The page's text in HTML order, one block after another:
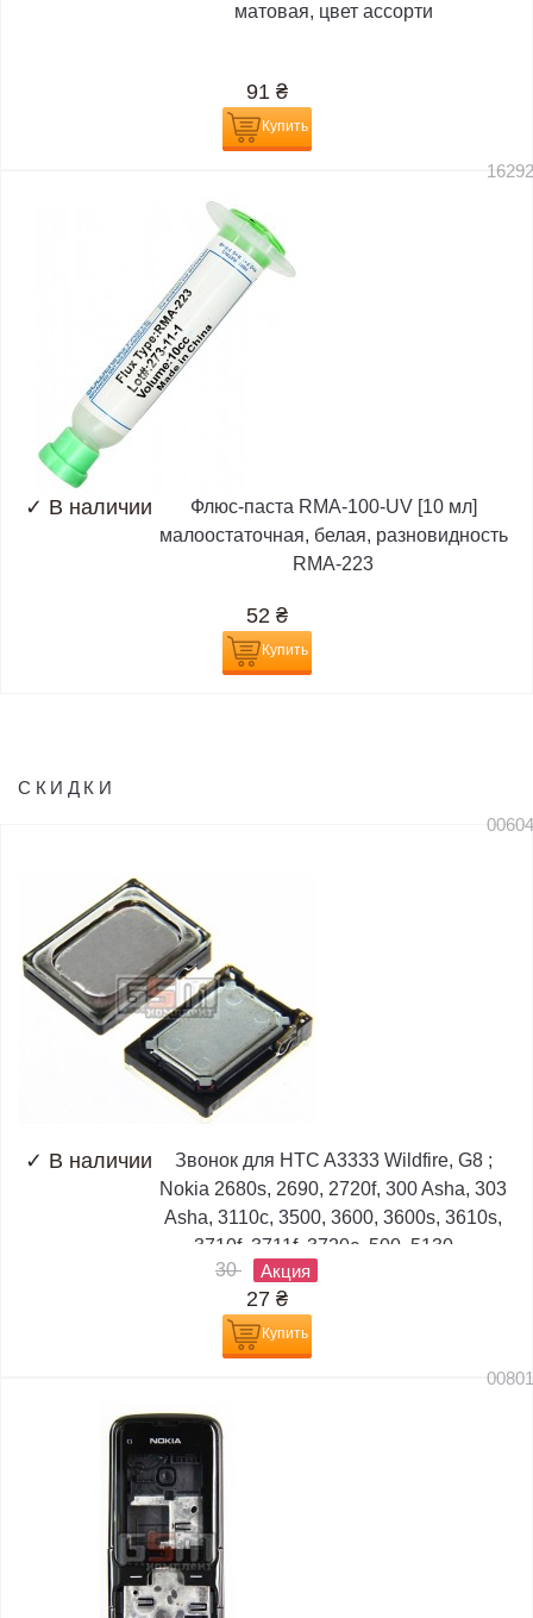
матовая, цвет ассорти
91 ₴
Купить
✓ В наличии
Флюс-паста RMA-100-UV [10 мл]
малоостаточная, белая, разновидность
RMA-223
52 ₴
Купить
СКИДКИ
✓ В наличии
Звонок для HTC A3333 Wildfire, G8 ;
Nokia 2680s, 2690, 2720f, 300 Asha, 303
Asha, 3110c, 3500, 3600, 3600s, 3610s,
3710f, 3711f, 3720c, 500, 5130,...
30
Акция
27 ₴
Купить